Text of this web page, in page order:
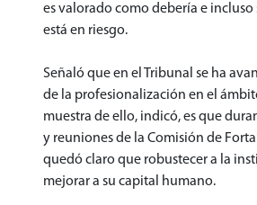
es valorado como debería e
está en riesgo.
Señaló que en el Tribunal se ha
de la profesionalización en el
muestra de ello, indicó, es que
y reuniones de la Comisión de
quedó claro que robustecer a la
mejorar a su capital humano.